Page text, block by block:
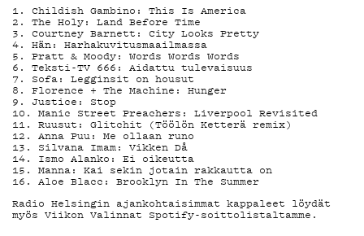
MAINOSTA
1. Childish Gambino: This Is America
2. The Holy: Land Before Time
3. Courtney Barnett: City Looks Pretty
4. Hän: Harhakuvitusmaailmassa
5. Pratt & Moody: Words Words Words
6. Teksti-TV 666: Aidattu tulevaisuus
7. Sofa: Legginsit on housut
8. Florence + The Machine: Hunger
9. Justice: Stop
10. Manic Street Preachers: Liverpool Revisited
11. Ruusut: Glitchit (Töölön Ketterä remix)
12. Anna Puu: Me ollaan runo
13. Silvana Imam: Vikken Då
14. Ismo Alanko: Ei oikeutta
15. Manna: Kai sekin jotain rakkautta on
16. Aloe Blacc: Brooklyn In The Summer
Radio Helsingin ajankohtaisimmat kappaleet löydät
myös Viikon Valinnat Spotify-soittolistaltamme.